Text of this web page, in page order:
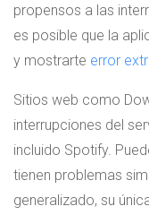
propensos a las
es posible que la
y mostrarte error
Sitios web como
interrupciones del
incluido Spotify.
tienen problemas
generalizado, su